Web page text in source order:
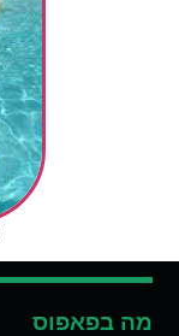
מה בפאפוס